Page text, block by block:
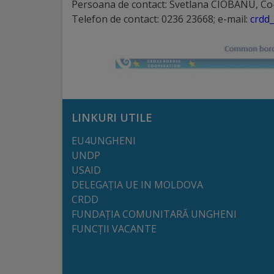
arhitecturale
Sportivi
performanță
Orașul
imagini
Persoana de contact: Svetlana CIOBANU,
Telefon de contact: 0236 23668; e-mail:
LINKURI UTILE
EU4UNGHENI
UNDP
USAID
DELEGAȚIA UE IN MOLDOVA
CRDD
FUNDAȚIA COMUNITARĂ UNGHENI
FUNCȚII VACANTE